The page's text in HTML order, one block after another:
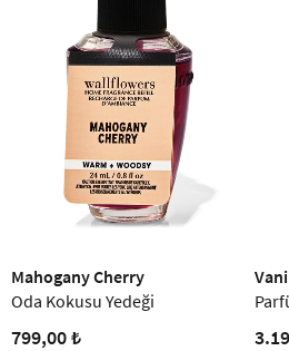
Mahogany Cherry
Oda Kokusu Yedeği
799,00 ₺